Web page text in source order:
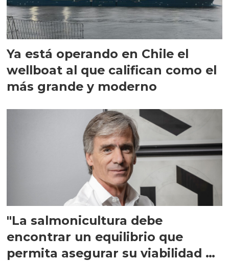
Ya está operando en Chile el
wellboat al que califican como el
más grande y moderno
"La salmonicultura debe
encontrar un equilibrio que
permita asegurar su viabilidad de